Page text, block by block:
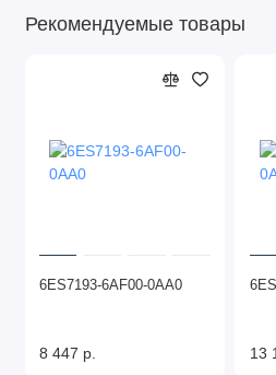
Рекомендуемые товары
6ES7193-6AF00-0AA0
8 447 р. 13